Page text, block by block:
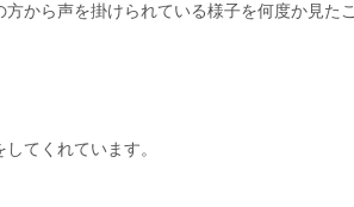
から声を掛けられている様子を何度か見たこ
てくれています。